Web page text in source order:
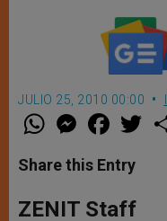
JULIO 25, 2010 00:00
W
t
s
p
p
M
e
s
e
g
e
F
a
e
b
o
k
w
Share this Entry
ZENIT Staff